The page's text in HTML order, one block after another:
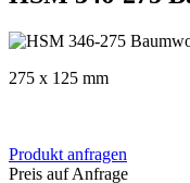
275 x 125 mm
Produkt anfragen
Preis auf Anfrage